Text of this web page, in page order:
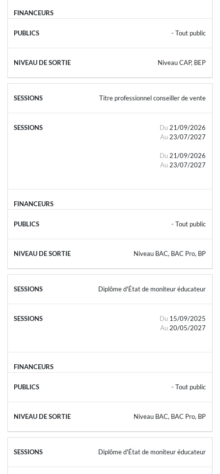
- Tout public
Niveau CAP, BEP
Titre professionnel conseiller de vente
Du 21/09/2026
Au 23/07/2027
Du 21/09/2026
Au 23/07/2027
- Tout public
Niveau BAC, BAC Pro, BP
Diplôme d'État de moniteur éducateur
Du 15/09/2025
Au 20/05/2027
- Tout public
Niveau BAC, BAC Pro, BP
Diplôme d'État de moniteur éducateur